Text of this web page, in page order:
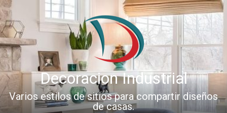
Skip
to
the
content
Decoracion Industrial
Varios estilos de sitios para compartir diseños
de casas.